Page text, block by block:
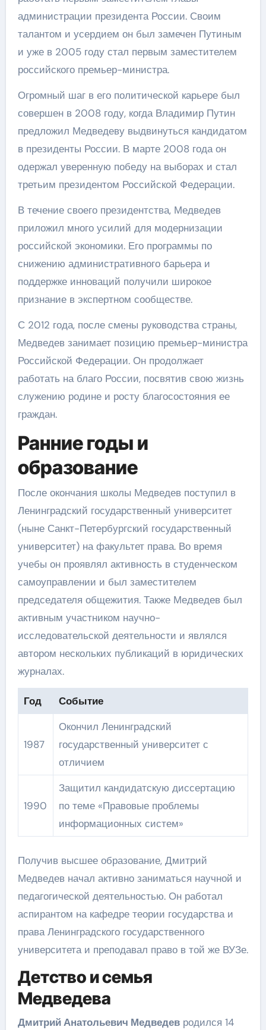
администрации президента России. Своим
талантом и усердием он был замечен Путиным
и уже в 2005 году стал первым заместителем
российского премьер-министра.
Огромный шаг в его политической карьере был
совершен в 2008 году, когда Владимир Путин
предложил Медведеву выдвинуться кандидатом
в президенты России. В марте 2008 года он
одержал уверенную победу на выборах и стал
третьим президентом Российской Федерации.
В течение своего президентства, Медведев
приложил много усилий для модернизации
российской экономики. Его программы по
снижению административного барьера и
поддержке инноваций получили широкое
признание в экспертном сообществе.
С 2012 года, после смены руководства страны,
Медведев занимает позицию премьер-министра
Российской Федерации. Он продолжает
работать на благо России, посвятив свою жизнь
служению родине и росту благосостояния ее
граждан.
Ранние годы и
образование
После окончания школы Медведев поступил в
Ленинградский государственный университет
(ныне Санкт-Петербургский государственный
университет) на факультет права. Во время
учебы он проявлял активность в студенческом
самоуправлении и был заместителем
председателя общежития. Также Медведев был
активным участником научно-
исследовательской деятельности и являлся
автором нескольких публикаций в юридических
журналах.
Год Событие
1987
Окончил Ленинградский
государственный университет с
отличием
1990
Защитил кандидатскую диссертацию
по теме «Правовые проблемы
информационных систем»
Получив высшее образование, Дмитрий
Медведев начал активно заниматься научной и
педагогической деятельностью. Он работал
аспирантом на кафедре теории государства и
права Ленинградского государственного
университета и преподавал право в той же ВУЗе.
Детство и семья
Медведева
Дмитрий Анатольевич Медведевродился 14